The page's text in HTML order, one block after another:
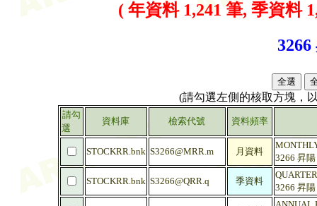
( 年資料 1,241 筆, 季資料
(請勾選左側的核取方塊，
請勾
選
資料庫 檢索代號 資料頻率
STOCKRR.bnk S3266@MRR.m 月資料
3266 昇
STOCKRR.bnk S3266@QRR.q 季資料
3266 昇